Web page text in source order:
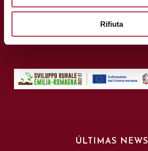
Rifiuta
C.I.F. y N.I.F: 02163700368
ÚLTIMAS NEWS